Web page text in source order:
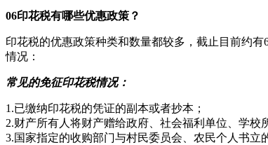
06印花税有哪些优惠政策？
印花税的优惠政策种类和数量都较多，截止目前约
情况：
常见的免征印花税情况：
1.已缴纳印花税的凭证的副本或者抄本；
2.财产所有人将财产赠给政府、社会福利单位、学校
3.国家指定的收购部门与村民委员会、农民个人书立